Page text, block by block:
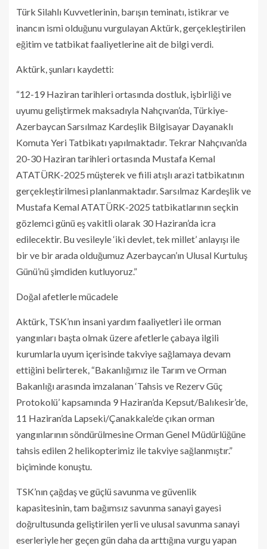
Türk Silahlı Kuvvetlerinin, barışın teminatı, istikrar ve
inancın ismi olduğunu vurgulayan Aktürk, gerçekleştirilen
eğitim ve tatbikat faaliyetlerine ait de bilgi verdi.
Aktürk, şunları kaydetti:
“12-19 Haziran tarihleri ortasında dostluk, işbirliği ve
uyumu geliştirmek maksadıyla Nahçıvan’da, Türkiye-
Azerbaycan Sarsılmaz Kardeşlik Bilgisayar Dayanaklı
Komuta Yeri Tatbikatı yapılmaktadır. Tekrar Nahçıvan’da
20-30 Haziran tarihleri ortasında Mustafa Kemal
ATATÜRK-2025 müşterek ve fiili atışlı arazi tatbikatının
gerçekleştirilmesi planlanmaktadır. Sarsılmaz Kardeşlik ve
Mustafa Kemal ATATÜRK-2025 tatbikatlarının seçkin
gözlemci günü eş vakitli olarak 30 Haziran’da icra
edilecektir. Bu vesileyle ‘iki devlet, tek millet’ anlayışı ile
bir ve bir arada olduğumuz Azerbaycan’ın Ulusal Kurtuluş
Günü’nü şimdiden kutluyoruz.”
Doğal afetlerle mücadele
Aktürk, TSK’nın insani yardım faaliyetleri ile orman
yangınları başta olmak üzere afetlerle çabaya ilgili
kurumlarla uyum içerisinde takviye sağlamaya devam
ettiğini belirterek, “Bakanlığımız ile Tarım ve Orman
Bakanlığı arasında imzalanan ‘Tahsis ve Rezerv Güç
Protokolü’ kapsamında 9 Haziran’da Kepsut/Balıkesir’de,
11 Haziran’da Lapseki/Çanakkale’de çıkan orman
yangınlarının söndürülmesine Orman Genel Müdürlüğüne
tahsis edilen 2 helikopterimiz ile takviye sağlanmıştır.”
biçiminde konuştu.
TSK’nın çağdaş ve güçlü savunma ve güvenlik
kapasitesinin, tam bağımsız savunma sanayi gayesi
doğrultusunda geliştirilen yerli ve ulusal savunma sanayi
eserleriyle her geçen gün daha da arttığına vurgu yapan